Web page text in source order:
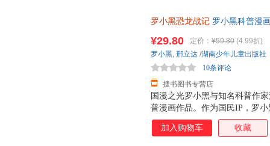
罗小黑恐龙战记 罗小黑科普漫
国漫之光罗小黑与知名科普作
普漫画作品。作为国民IP，罗
画于2011年开始播放，B站播
亿票房，同名漫画书2015年上
¥29.80 定价： ¥59.80 (4.99折)
搜书图书专营店
10条评论
罗小黑, 邢立达 /湖南少年儿童出版社
加入购物车 收藏